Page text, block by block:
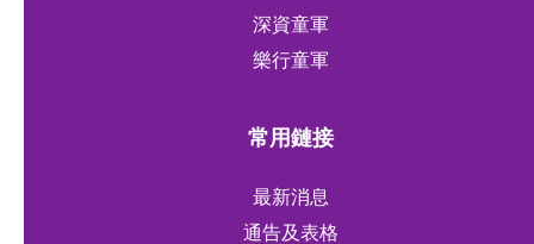
深資童軍
樂行童軍
常用鏈接
最新消息
通告及表格